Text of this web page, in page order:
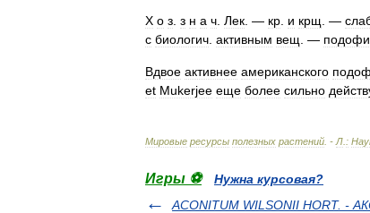
X о з з н а ч Лек . — кр и крщ . —
с биологич активным вещ . —
Вдвое активнее американского
et Mukerjee еще более сильно
Мировые ресурсы полезных растений . - Л :
Игры ⚽
Нужна курсовая?
ACONITUM WILSONII HORT. -